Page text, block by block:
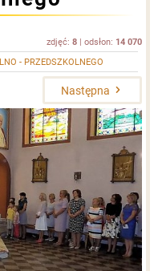
zdjęć: 8 | odsłon: 14 070
- PRZEDSZKOLNEGO
Następna